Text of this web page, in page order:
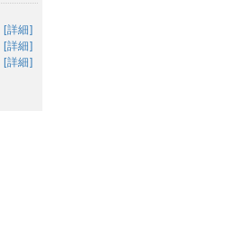
[詳細]
[詳細]
[詳細]